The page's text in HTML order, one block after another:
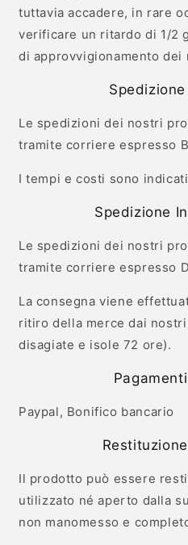
tuttavia accadere, in rare
verificare un ritardo di 1/2
di approvvigionamento dei
Le spedizioni dei nostri
tramite corriere espresso
I tempi e costi sono
Spedizione
Le spedizioni dei nostri
tramite corriere espresso
La consegna viene
ritiro della merce dai
disagiate e isole 72 ore).
Paypal, Bonifico bancario
Il prodotto può essere
utilizzato né aperto dalla
non manomesso e